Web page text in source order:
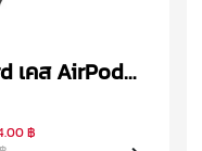
เคส AirPods
฿